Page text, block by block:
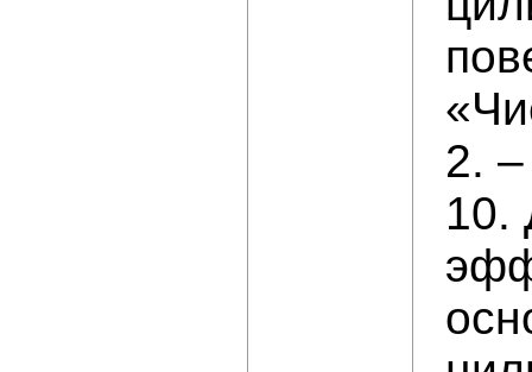
2.
10.